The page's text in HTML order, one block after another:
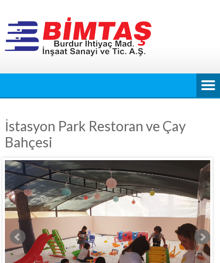
İstasyon Park Restoran ve Çay
Bahçesi